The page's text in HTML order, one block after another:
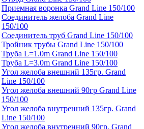
Приемная воронка Grand Line 150/100
Соединитель желоба Grand Line
150/100
Соединитель труб Grand Line 150/100
Тройник трубы Grand Line 150/100
Труба L=1.0m Grand Line 150/100
Труба L=3.0m Grand Line 150/100
Угол желоба внешний 135гр. Grand
Line 150/100
Угол желоба внешний 90гр Grand Line
150/100
Угол желоба внутренний 135гр. Grand
Line 150/100
Угол желоба внутренний 90гр. Grand